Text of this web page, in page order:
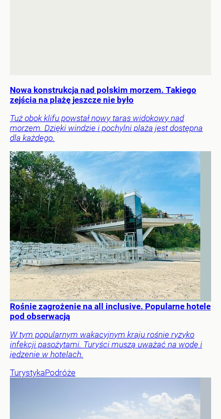
Nowa konstrukcja nad polskim morzem. Takiego
zejścia na plażę jeszcze nie było
Tuż obok klifu powstał nowy taras widokowy nad
morzem. Dzięki windzie i pochylni plaża jest dostępna
dla każdego.
Rośnie zagrożenie na all inclusive. Popularne hotele
pod obserwacją
W tym popularnym wakacyjnym kraju rośnie ryzyko
infekcji pasożytami. Turyści muszą uważać na wodę i
jedzenie w hotelach.
TurystykaPodróże